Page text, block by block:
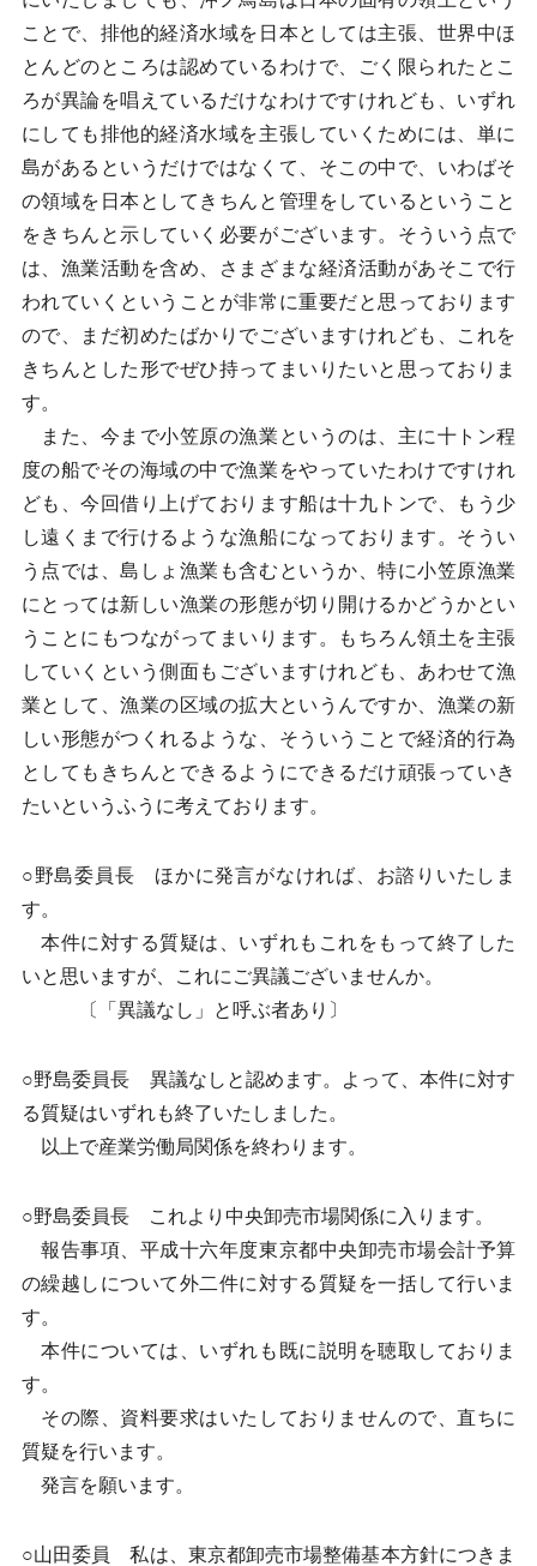
ことで、排他的経済水域を日本としては主張、世界中ほ
とんどのところは認めているわけで、ごく限られたとこ
ろが異論を唱えているだけなわけですけれども、いずれ
にしても排他的経済水域を主張していくためには、単に
島があるというだけではなくて、そこの中で、いわばそ
の領域を日本としてきちんと管理をしているということ
をきちんと示していく必要がございます。そういう点で
は、漁業活動を含め、さまざまな経済活動があそこで行
われていくということが非常に重要だと思っております
ので、まだ初めたばかりでございますけれども、これを
きちんとした形でぜひ持ってまいりたいと思っておりま
す。
また、今まで小笠原の漁業というのは、主に十トン程
度の船でその海域の中で漁業をやっていたわけですけれ
ども、今回借り上げております船は十九トンで、もう少
し遠くまで行けるような漁船になっております。そうい
う点では、島しょ漁業も含むというか、特に小笠原漁業
にとっては新しい漁業の形態が切り開けるかどうかとい
うことにもつながってまいります。もちろん領土を主張
していくという側面もございますけれども、あわせて漁
業として、漁業の区域の拡大というんですか、漁業の新
しい形態がつくれるような、そういうことで経済的行為
としてもきちんとできるようにできるだけ頑張っていき
たいというふうに考えております。
○野島委員長 ほかに発言がなければ、お諮りいたしま
す。
本件に対する質疑は、いずれもこれをもって終了した
いと思いますが、これにご異議ございませんか。
〔「異議なし」と呼ぶ者あり〕
○野島委員長 異議なしと認めます。よって、本件に対す
る質疑はいずれも終了いたしました。
以上で産業労働局関係を終わります。
○野島委員長 これより中央卸売市場関係に入ります。
報告事項、平成十六年度東京都中央卸売市場会計予算
の繰越しについて外二件に対する質疑を一括して行いま
す。
本件については、いずれも既に説明を聴取しておりま
す。
その際、資料要求はいたしておりませんので、直ちに
質疑を行います。
発言を願います。
○山田委員 私は、東京都卸売市場整備基本方針につきま